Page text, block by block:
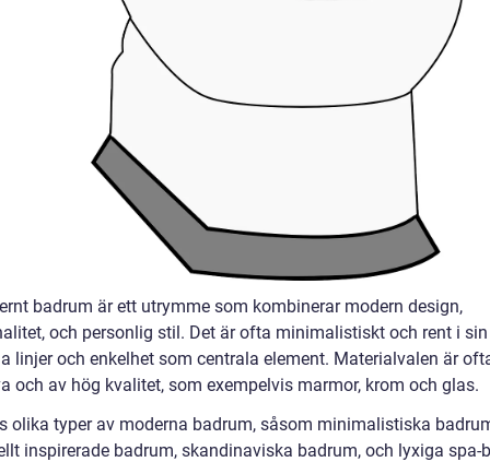
badrum är ett utrymme som kombinerar modern design,
och personlig stil. Det är ofta minimalistiskt och rent i sin
linjer och enkelhet som centrala element. Materialvalen är
och av hög kvalitet, som exempelvis marmor, krom och glas.
olika typer av moderna badrum, såsom minimalistiska
inspirerade badrum, skandinaviska badrum, och lyxiga spa-